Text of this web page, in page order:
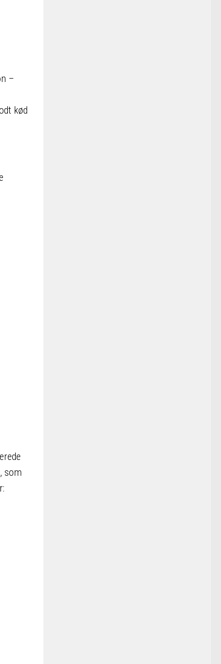
–
kød
, som